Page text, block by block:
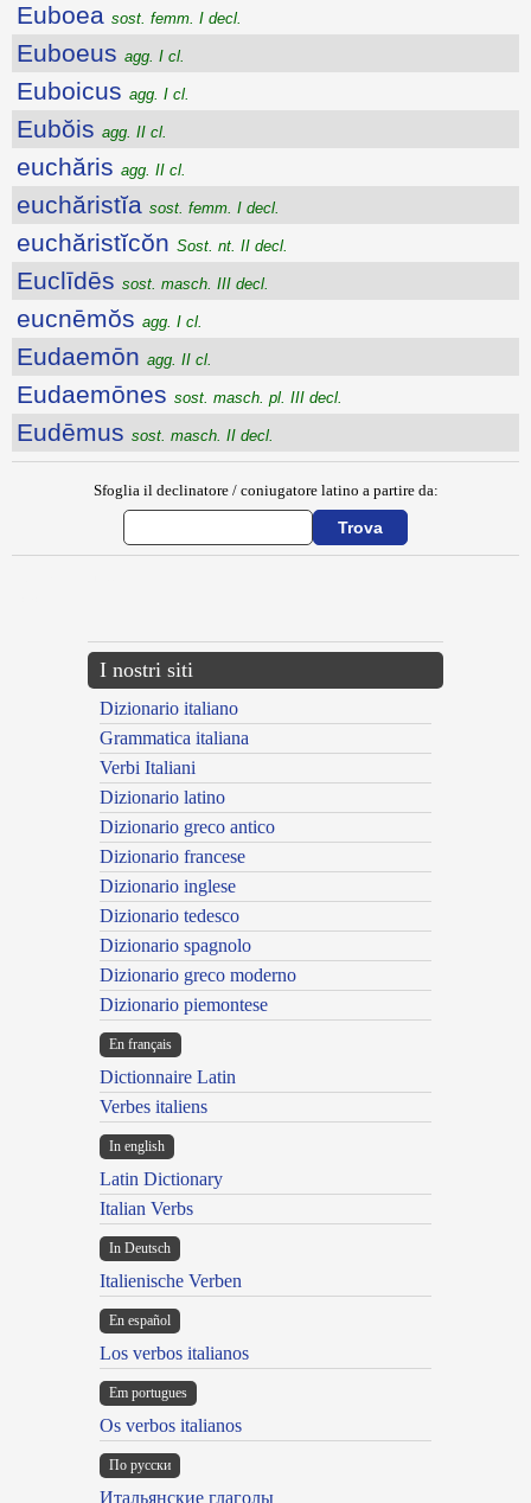
Euboea sost. femm. I decl.
Euboeus agg. I cl.
Euboicus agg. I cl.
Eubŏis agg. II cl.
euchăris agg. II cl.
euchăristĭa sost. femm. I decl.
euchăristĭcŏn Sost. nt. II decl.
Euclīdēs sost. masch. III decl.
eucnēmŏs agg. I cl.
Eudaemōn agg. II cl.
Eudaemōnes sost. masch. pl. III decl.
Eudēmus sost. masch. II decl.
Sfoglia il declinatore / coniugatore latino a partire da:
I nostri siti
Dizionario italiano
Grammatica italiana
Verbi Italiani
Dizionario latino
Dizionario greco antico
Dizionario francese
Dizionario inglese
Dizionario tedesco
Dizionario spagnolo
Dizionario greco moderno
Dizionario piemontese
En français
Dictionnaire Latin
Verbes italiens
In english
Latin Dictionary
Italian Verbs
In Deutsch
Italienische Verben
En español
Los verbos italianos
Em portugues
Os verbos italianos
По русски
Итальянские глаголы